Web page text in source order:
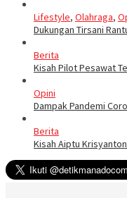
Lifestyle, Olahraga,
Dukungan Tirsani
Berita
Kisah Pilot Pesawat
Opini
Dampak Pandemi
Berita
Kisah Aiptu